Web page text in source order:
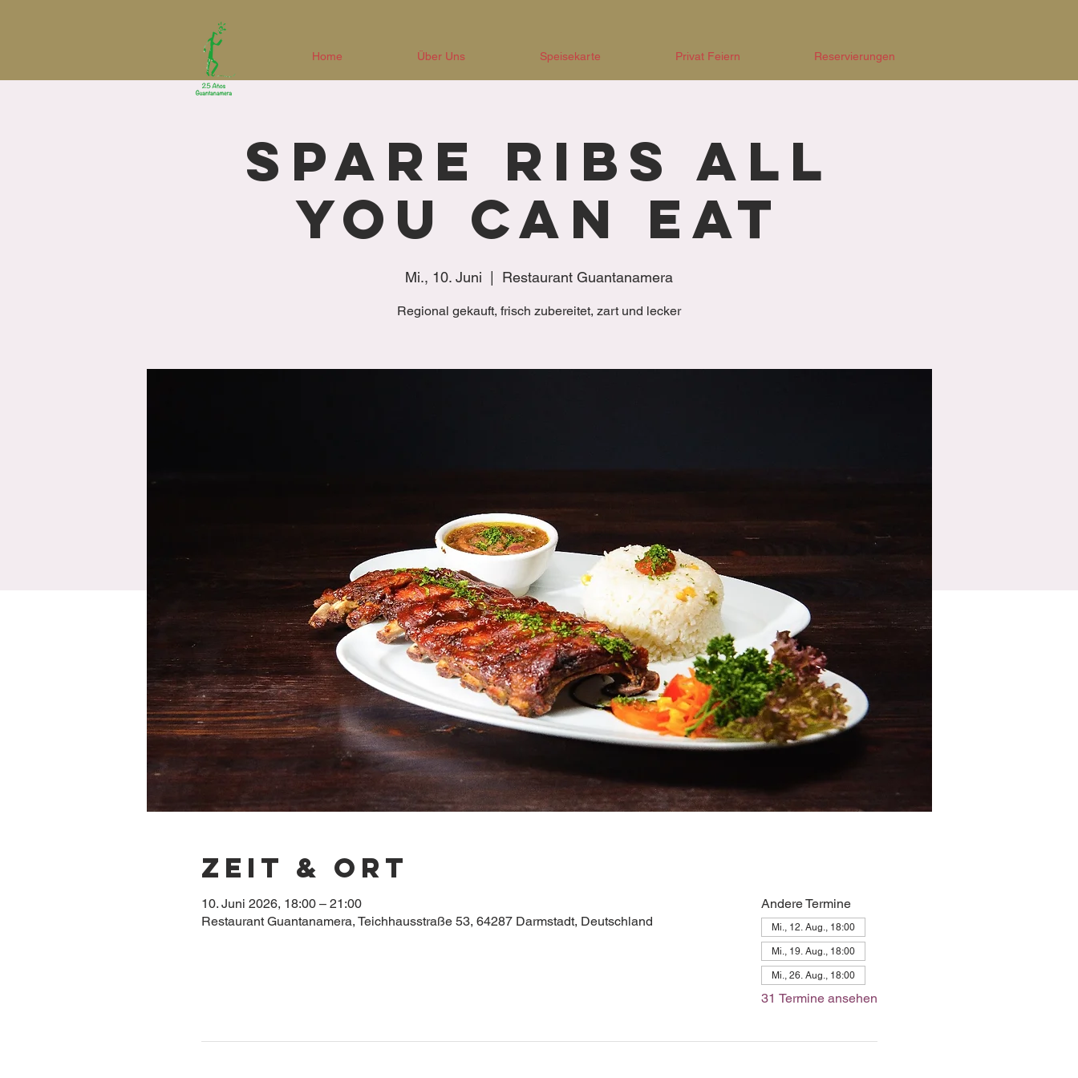
Home Über Uns Speisekarte Privat Feiern Reservierungen
Spare Ribs All
You Can Eat
Mi., 10. Juni Restaurant Guantanamera
Regional gekauft, frisch zubereitet, zart und lecker
Zeit & Ort
10. Juni 2026, 18:00 – 21:00
Restaurant Guantanamera, Teichhausstraße 53, 64287 Darmstadt, Deutschland
Andere Termine
Mi., 12. Aug., 18:00
Mi., 19. Aug., 18:00
Mi., 26. Aug., 18:00
31 Termine ansehen